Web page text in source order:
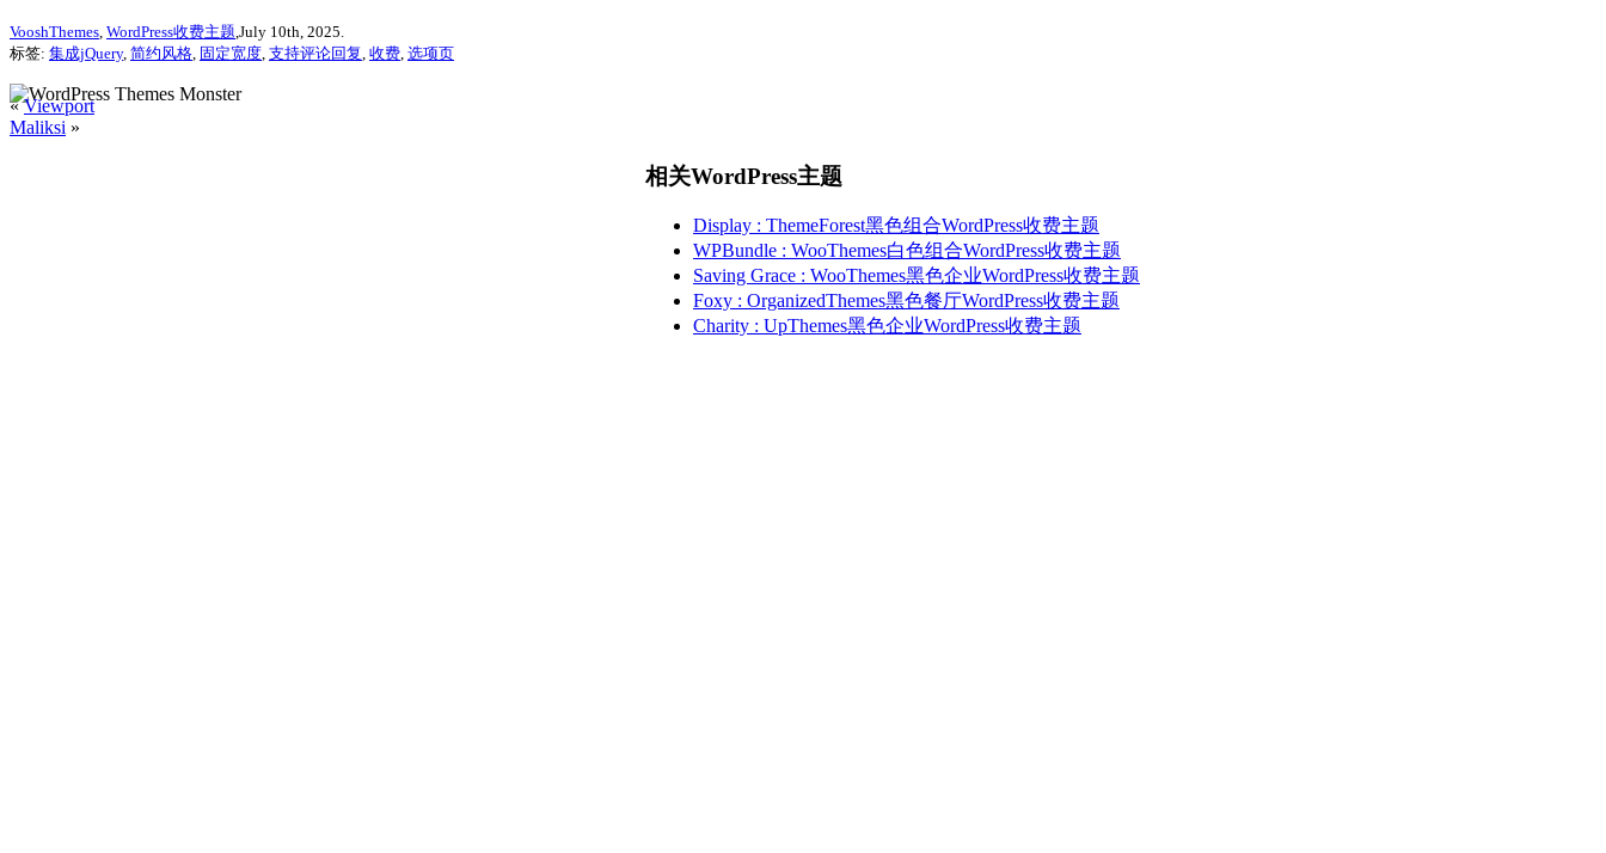
VooshThemes WordPress收费主题 ,July 10th, 2025.
标签: 集成jQuery, 简约风格 固定宽度 支持评论回复 收费 选项页
«Viewport
Maliksi »
相关WordPress主题
Display : ThemeForest黑色组合WordPress收费主题
WPBundle : WooThemes白色组合WordPress收费主题
Saving Grace : WooThemes黑色企业WordPress收费主题
Foxy : OrganizedThemes黑色餐厅WordPress收费主题
Charity : UpThemes黑色企业WordPress收费主题